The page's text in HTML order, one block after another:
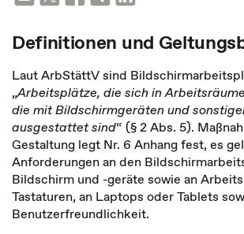
Definitionen und
Laut ArbStättV sind
„Arbeitsplätze, die sich in
die mit Bildschirmgeräten und
ausgestattet sind“ (§ 2 Abs. 5).
Gestaltung legt Nr. 6 Anhang fest, es
Anforderungen an den
Bildschirm und -geräte sowie an
Tastaturen, an Laptops oder Tablets
Benutzerfreundlichkeit.